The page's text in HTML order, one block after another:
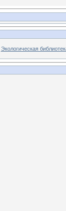
Экологическая